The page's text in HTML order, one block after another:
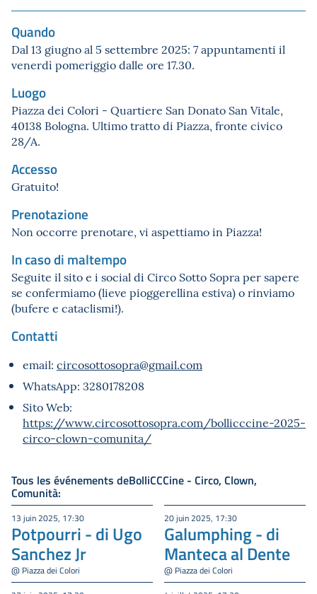
Quando
Dal 13 giugno al 5 settembre 2025: 7 appuntamenti il
venerdì pomeriggio dalle ore 17.30.
Luogo
Piazza dei Colori - Quartiere San Donato San Vitale,
40138 Bologna. Ultimo tratto di Piazza, fronte civico
28/A.
Accesso
Gratuito!
Prenotazione
Non occorre prenotare, vi aspettiamo in Piazza!
In caso di maltempo
Seguite il sito e i social di Circo Sotto Sopra per sapere
se confermiamo (lieve pioggerellina estiva) o rinviamo
(bufere e cataclismi!).
Contatti
email: circosottosopra@gmail.com
WhatsApp: 3280178208
Sito Web:
https://www.circosottosopra.com/bollicccine-2025-
circo-clown-comunita/
Tous les événements deBolliCCCine - Circo, Clown,
Comunità:
13 juin 2025, 17:30
Potpourri - di Ugo
Sanchez Jr
@ Piazza dei Colori
20 juin 2025, 17:30
Galumphing - di
Manteca al Dente
@ Piazza dei Colori